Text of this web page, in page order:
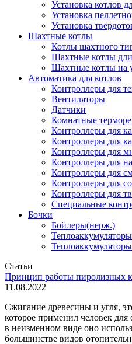
Установка котлов
Установка
Установка
Шахтные котлы
Котлы шахтного
Шахтные котлы
Шахтные котлы на
Автоматика для котлов
Контроллеры для
Вентиляторы
Датчики
Комнатные
Контроллеры для
Контроллеры для
Контроллеры для
Контроллеры для
Контроллеры для
Контроллеры для
Контроллеры для
Специальные
Бочки
Бойлеры(нерж.)
Теплоаккумуляторы
Статьи
Принцип работы пиролизных
11.08.2022
Сжигание древесины и угля,
которое применил человек
в неизменном виде оно
большинстве видов